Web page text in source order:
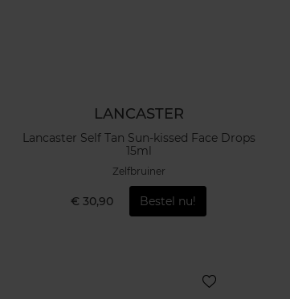
LANCASTER
Lancaster Self Tan Sun-kissed Face Drops
15ml
Zelfbruiner
€ 30,90 Bestel nu!